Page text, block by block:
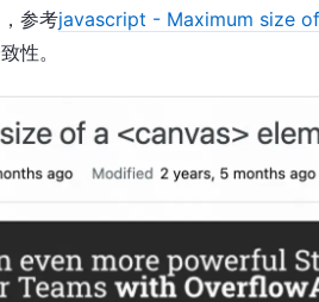
参考javascript - Maximum size
性。